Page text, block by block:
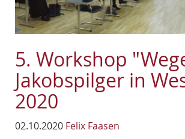
5. Workshop
Jakobspilger in
2020
02.10.2020 Felix Faasen